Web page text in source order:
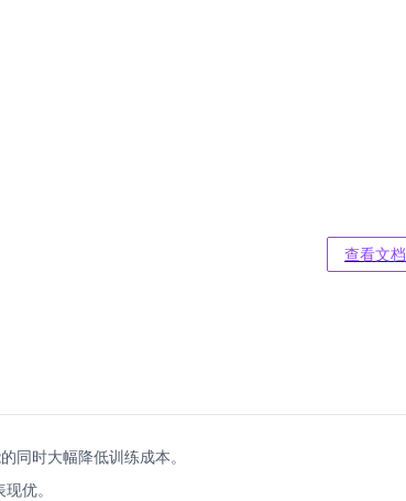
查看文档
同时大幅降低训练成本。
优。